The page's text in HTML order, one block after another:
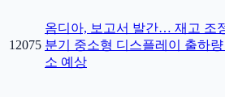
12075
옴디아, 보고서 발간… 재고 조
분기 중소형 디스플레이 출하량
소 예상